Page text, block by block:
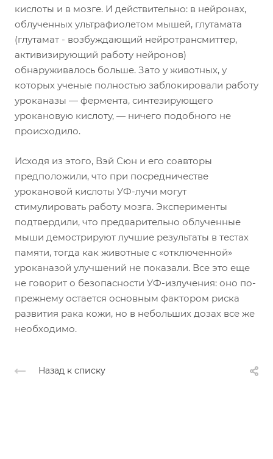
кислоты и в мозге. И действительно: в нейронах,
облученных ультрафиолетом мышей, глутамата
(глутамат - возбуждающий нейротрансмиттер,
активизирующий работу нейронов)
обнаруживалось больше. Зато у животных, у
которых ученые полностью заблокировали работу
уроканазы — фермента, синтезирующего
урокановую кислоту, — ничего подобного не
происходило.
Исходя из этого, Вэй Сюн и его соавторы
предположили, что при посредничестве
урокановой кислоты УФ-лучи могут
стимулировать работу мозга. Эксперименты
подтвердили, что предварительно облученные
мыши демострируют лучшие результаты в тестах
памяти, тогда как животные с «отключенной»
уроканазой улучшений не показали. Все это еще
не говорит о безопасности УФ-излучения: оно по-
прежнему остается основным фактором риска
развития рака кожи, но в небольших дозах все же
необходимо.
Назад к списку